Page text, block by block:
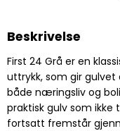
Beskrivelse
First 24 Grå er en
uttrykk, som gir gulvet
både næringsliv og
praktisk gulv som
fortsatt fremstår